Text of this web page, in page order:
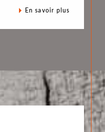
en savoir plus